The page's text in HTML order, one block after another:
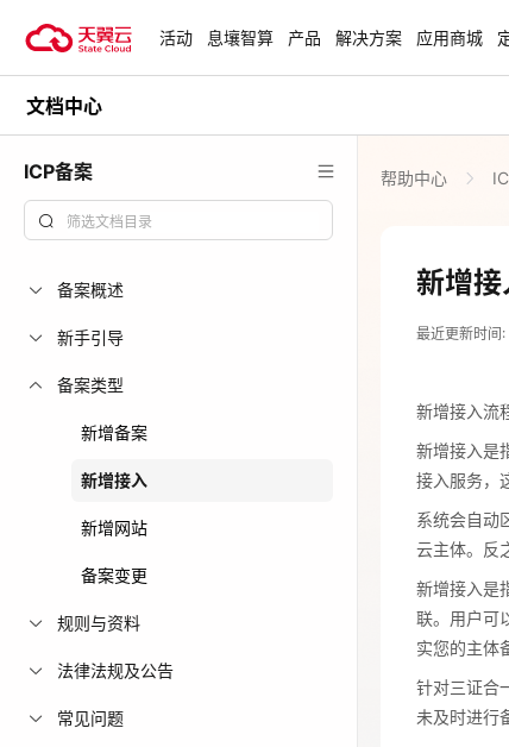
试用，产品折扣等，助您降本增
安全隔离
企业出海
助力您的业
云上钜惠
爆款云主机
免费试用
多款云产品
活动 息壤智算 产品 解决方案 应用商城
文档中心
ICP备案
备案概述
新手引导
备案类型
新增备案
新增接入
新增网站
备案变更
规则与资料
法律法规及公告
常见问题
帮助中心
新增接
最近更新时
2024-
接入服务，
系统会自动
云主体。反
新增接入是
联。用户可
实您的主体
针对三证合
未及时进行
部分企
新增接入流
新增接入是
接入服务，
系统会自动
云主体。反
新增接入是
联。用户可
实您的主体
针对三证合
未及时进行